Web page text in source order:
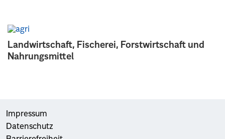
Landwirtschaft, Fischerei, Forstwirtschaft und
Nahrungsmittel
Impressum
Datenschutz